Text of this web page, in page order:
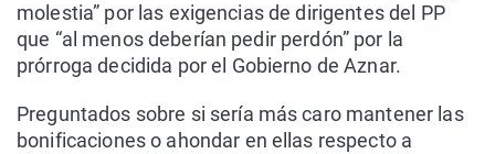
molestia” por las exigencias de dirigentes del PP
que “al menos deberían pedir perdón” por la
prórroga decidida por el Gobierno de Aznar.
Preguntados sobre si sería más caro mantener las
bonificaciones o ahondar en ellas respecto a